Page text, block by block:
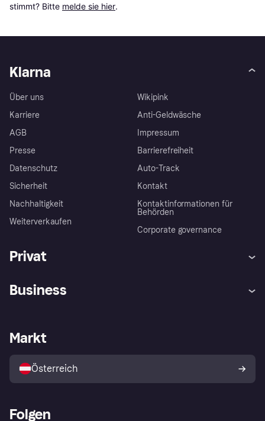
stimmt? Bitte melde sie hier.
Klarna
Über uns
Karriere
AGB
Presse
Datenschutz
Sicherheit
Nachhaltigkeit
Weiterverkaufen
Wikipink
Anti-Geldwäsche
Impressum
Barrierefreiheit
Auto-Track
Kontakt
Kontaktinformationen für
Behörden
Corporate governance
Privat
Shops entdecken
Business
Händlerportal
Markt
Österreich
Folgen